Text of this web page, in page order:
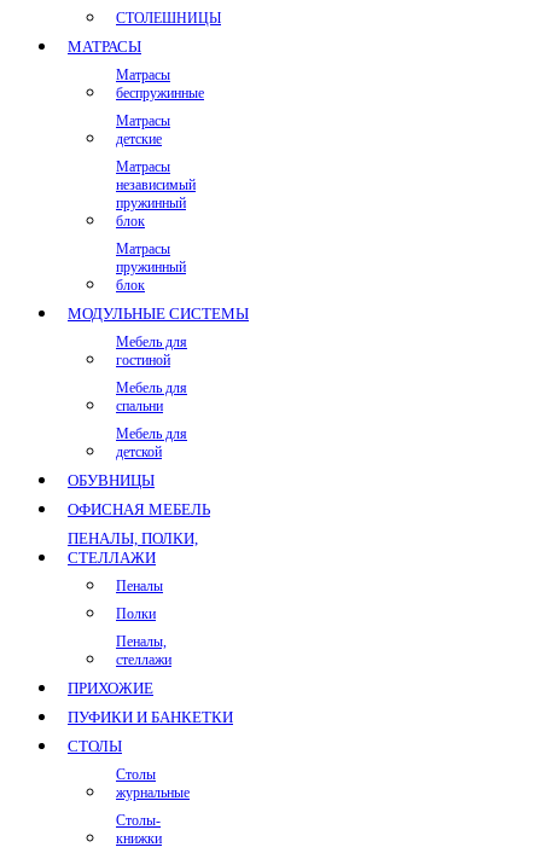
СТОЛЕШНИЦЫ
МАТРАСЫ
Матрасы
беспружинные
Матрасы
детские
Матрасы
независимый
пружинный
блок
Матрасы
пружинный
блок
МОДУЛЬНЫЕ СИСТЕМЫ
Мебель для
гостиной
Мебель для
спальни
Мебель для
детской
ОБУВНИЦЫ
ОФИСНАЯ МЕБЕЛЬ
ПЕНАЛЫ, ПОЛКИ,
СТЕЛЛАЖИ
Пеналы
Полки
Пеналы,
стеллажи
ПРИХОЖИЕ
ПУФИКИ И БАНКЕТКИ
СТОЛЫ
Столы
журнальные
Столы-
книжки